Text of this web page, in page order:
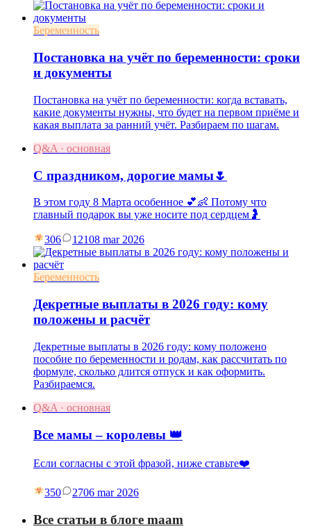
Беременность
Постановка на учёт по беременности: сроки
и документы
Постановка на учёт по беременности: когда вставать,
какие документы нужны, что будет на первом приёме и
какая выплата за ранний учёт. Разбираем по шагам.
Q&A · основная
С праздником, дорогие мамы🌷
В этом году 8 Марта особенное 💕👶 Потому что
главный подарок вы уже носите под сердцем🤰
306 12108 mar 2026
Беременность
Декретные выплаты в 2026 году: кому
положены и расчёт
Декретные выплаты в 2026 году: кому положено
пособие по беременности и родам, как рассчитать по
формуле, сколько длится отпуск и как оформить.
Разбираемся.
Q&A · основная
Все мамы – королевы 👑
Если согласны с этой фразой, ниже ставьте❤️
350 2706 mar 2026
Все статьи в блоге maam